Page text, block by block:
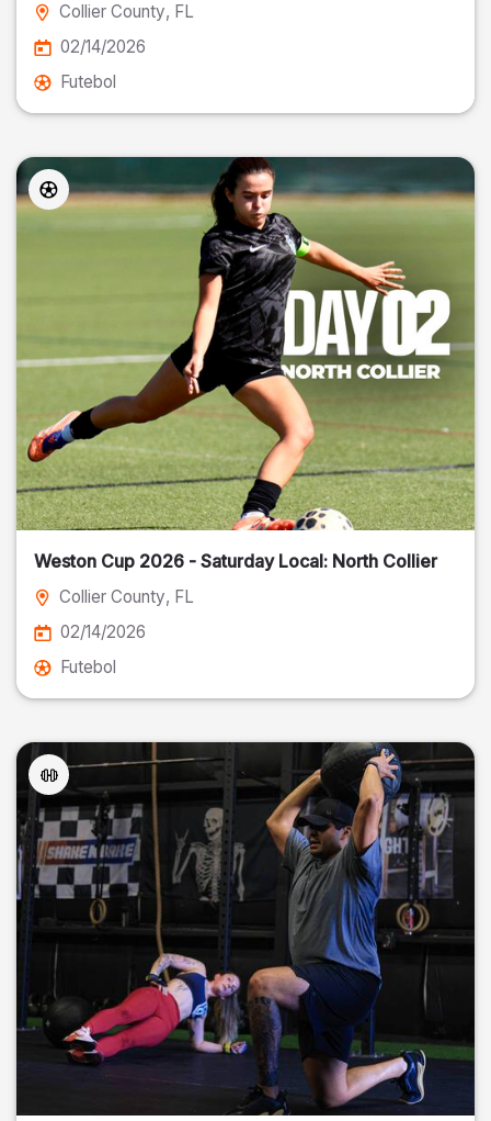
Collier County, FL
02/14/2026
Futebol
Weston Cup 2026 - Saturday Local: North Collier
Collier County, FL
02/14/2026
Futebol